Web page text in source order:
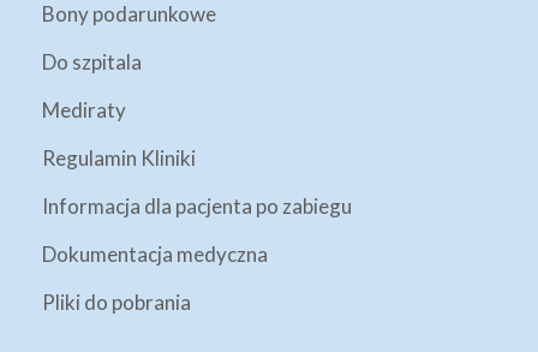
Bony podarunkowe
Do szpitala
Mediraty
Regulamin Kliniki
Informacja dla pacjenta po zabiegu
Dokumentacja medyczna
Pliki do pobrania